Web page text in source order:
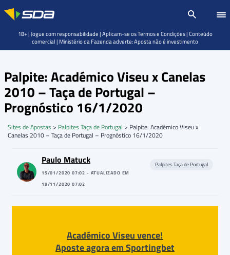
Palpite: Académico Viseu x Canelas
2010 – Taça de Portugal –
Prognóstico 16/1/2020
Sites de Apostas > Palpites Taça de Portugal > Palpite: Académico Viseu x
Canelas 2010 – Taça de Portugal – Prognóstico 16/1/2020
Paulo Matuck
15/01/2020 07:02 - ATUALIZADO EM
19/11/2020 07:02
Palpites Taça de Portugal
Académico Viseu vence!
Aposte agora em Sportingbet
18+ | Jogue com responsabilidade | Aplicam-se os Termos e Condições | Conteúdo
comercial | Ministério da Fazenda adverte: Aposta não é investimento